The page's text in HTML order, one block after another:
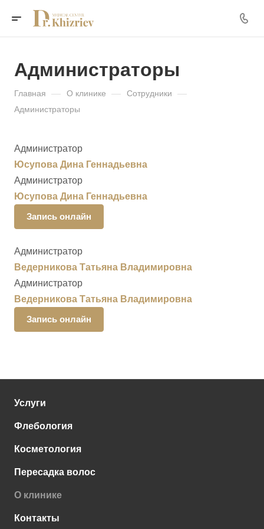
Администраторы
Главная — О клинике — Сотрудники —
Администраторы
Администратор
Юсупова Дина Геннадьевна
Администратор
Юсупова Дина Геннадьевна
Запись онлайн
Администратор
Ведерникова Татьяна Владимировна
Администратор
Ведерникова Татьяна Владимировна
Запись онлайн
Услуги
Флебология
Косметология
Пересадка волос
О клинике
Контакты